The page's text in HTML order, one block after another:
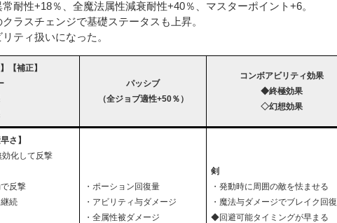
耐性+18％、全魔法属性減衰耐性+40％、マスターポイント+6。
ラスチェンジで基礎ステータスも上昇。
ティ扱いになった。
【補正】
パッシブ
（全ジョブ適性+50％）
コンボアビリティ効果
◆終極効果
◇幻想効果
さ】
化して反撃
反撃
続
・ポーション回復量
・アビリティ与ダメージ
・全属性被ダメージ
剣
・発動時に周囲の敵を怯ませる
・魔法与ダメージでブレイク回復
◆回避可能タイミングが早まる